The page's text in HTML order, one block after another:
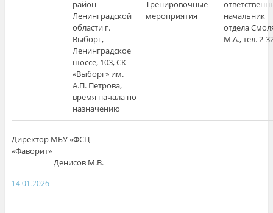
район
Ленинградской
области г.
Выборг,
Ленинградское
шоссе, 103, СК
«Выборг» им.
А.П. Петрова,
время начала по
назначению
Тренировочные
мероприятия
начальник
отдела
М.А., тел. 2-
Директор МБУ «ФСЦ
«Фаворит»
Денисов М.В.
14.01.2026